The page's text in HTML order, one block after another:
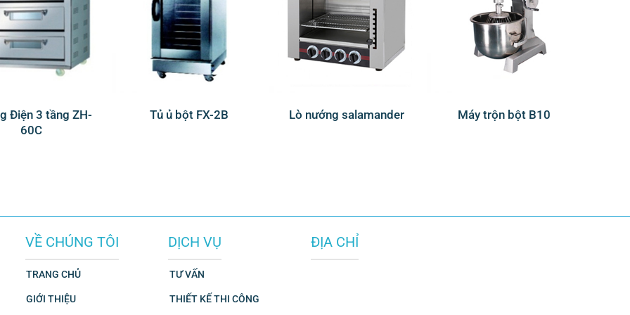
Điện 3 tầng ZH-
60C
Tủ ủ bột FX-2B Lò nướng salamander Máy trộn bột B10
VỀ CHÚNG TÔI
TRANG CHỦ
GIỚI THIỆU
DỊCH VỤ
TƯ VẤN
THIẾT KẾ THI CÔNG
ĐỊA CHỈ